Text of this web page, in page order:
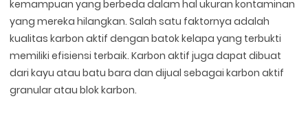
kemampuan yang berbeda dalam hal ukuran kontaminan
yang mereka hilangkan. Salah satu faktornya adalah
kualitas karbon aktif dengan batok kelapa yang terbukti
memiliki efisiensi terbaik. Karbon aktif juga dapat dibuat
dari kayu atau batu bara dan dijual sebagai karbon aktif
granular atau blok karbon.